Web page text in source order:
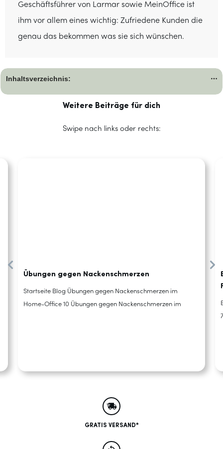
Geschäftsführer von Larmar sowie MeinOffice ist
ihm vor allem eines wichtig: Zufriedene Kunden die
genau das bekommen was sie sich wünschen.
Inhaltsverzeichnis:
Weitere Beiträge für dich
Swipe nach links oder rechts:
Übungen gegen Nackenschmerzen
Startseite Blog Übungen gegen Nackenschmerzen im
Home-Office 10 Übungen gegen Nackenschmerzen im
GRATIS VERSAND*